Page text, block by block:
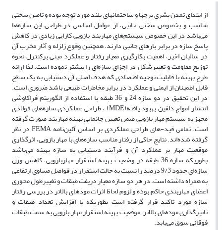
از ابتدای تمدن بشری برجها و ساختمانهای بلند مورد توجه بوده‌ و تامین سختی
مناسب و بخصوص سختی جانبی، از عوامل اساسی در طراحی این سازه‌ها
می‌باشد در این خصوص سیستم‌های مهاربند بازویی کارایی زیادی در کاهش
پاسخ سازه در برابر بارهای جانبی دارند. همچنین وقوع زلزله و آثار مخرب آن
در سالیان اخیر، اهمیت بکارگیری معیار رفتار و عملکرد مبنی برکنترل نحوه
توزیع مقاومت و تغییرشکل در اجزای سازه‌ای را بیشتر نموده است. لذا ارائه
طرح بهینه با قابلیت توجیه اقتصادی که هدف اصلی آن دستیابی به یک سطح
قابل اطمینان از ایمنی و عملکرد در برابر مخاطرات طبیعی باشد ضروری است.
در این تحقیق در دو سازه 24 و 36 طبقه با استفاده از الگوریتم فراکاوشی
انتشار امواج دلفین بهبود یافته(MDE) ، طراحی عملکردی سازه‌های فولادی
مجهز به سیستم مهار بازویی ضمن تعیین جانمایی بهینه مهاربند صورت گرفته
است. تمامی قید-های طراحی عملکردی بر اساس آئین‌نامه FEMA در نظر
گرفته شده‌اند. نتایج حاکی از رفتار مناسب سازه‌های با مهار بازویی، اثرگذاری
موقعیت مهار بر عملکرد آن و فرآیند دستیابی به سازه بهینه می‌باشد
بطوریکه سازه 36 طبقه در وضعیت بهینه استقرار مهاربازویی، کاهش وزن
سازه‌ای حدود 9/3 درصد را نسبت به حالت استقرار در فواصل مساوی ارتفاعی
به همراه داشته است. در هر دو سازه معیار دریفت طبقات و تغییرطول محوری
اعضای مهاربندی حاکم بوده و لزوم لحاظ اثرات مودهای بالاتر در بررسی رفتار
سازه مورد تاکید قرار گرفته است بطوریکه با افزایش تعداد طبقات و
تاثیرگذاری مودهای بالاتر، موقعیت بهینه استقرار مهار بازویی به سمت طبقات
فوقانی سوق می‌یابد.